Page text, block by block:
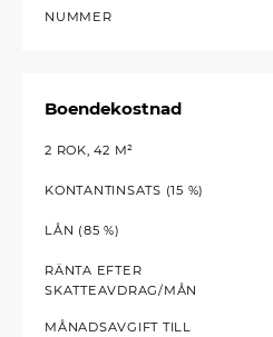
NUMMER
Boendekostnad
2 ROK, 42 M²
KONTANTINSATS (15 %)
LÅN (85 %)
RÄNTA EFTER
SKATTEAVDRAG/MÅN
MÅNADSAVGIFT TILL